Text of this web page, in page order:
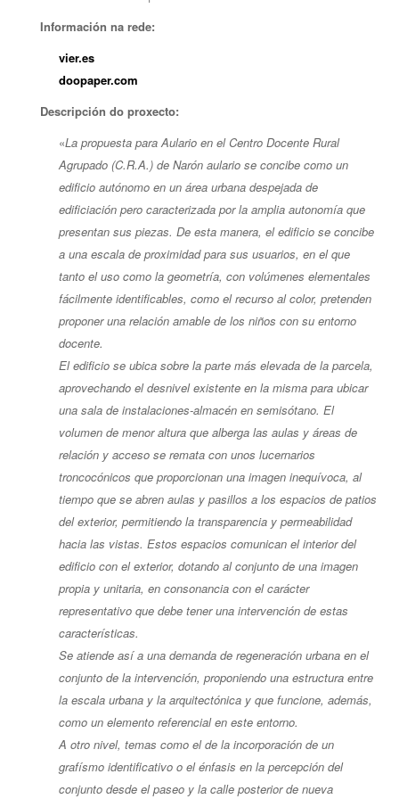
Información na rede:
vier.es
doopaper.com
Descripción do proxecto:
«La propuesta para Aulario en el Centro Docente Rural
Agrupado (C.R.A.) de Narón aulario se concibe como un
edificio autónomo en un área urbana despejada de
edificiación pero caracterizada por la amplia autonomía que
presentan sus piezas. De esta manera, el edificio se concibe
a una escala de proximidad para sus usuarios, en el que
tanto el uso como la geometría, con volúmenes elementales
fácilmente identificables, como el recurso al color, pretenden
proponer una relación amable de los niños con su entorno
docente.
El edificio se ubica sobre la parte más elevada de la parcela,
aprovechando el desnivel existente en la misma para ubicar
una sala de instalaciones-almacén en semisótano. El
volumen de menor altura que alberga las aulas y áreas de
relación y acceso se remata con unos lucernarios
troncocónicos que proporcionan una imagen inequívoca, al
tiempo que se abren aulas y pasillos a los espacios de patios
del exterior, permitiendo la transparencia y permeabilidad
hacia las vistas. Estos espacios comunican el interior del
edificio con el exterior, dotando al conjunto de una imagen
propia y unitaria, en consonancia con el carácter
representativo que debe tener una intervención de estas
características.
Se atiende así a una demanda de regeneración urbana en el
conjunto de la intervención, proponiendo una estructura entre
la escala urbana y la arquitectónica y que funcione, además,
como un elemento referencial en este entorno.
A otro nivel, temas como el de la incorporación de un
grafísmo identificativo o el énfasis en la percepción del
conjunto desde el paseo y la calle posterior de nueva